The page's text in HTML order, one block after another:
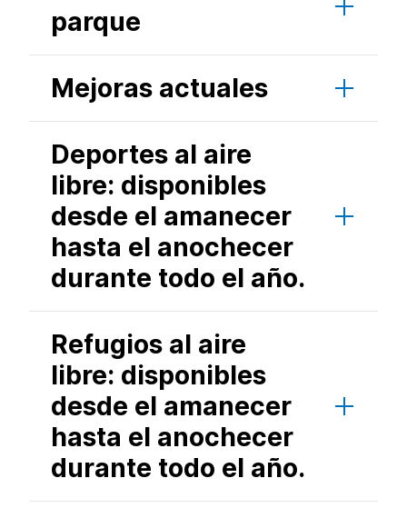
parque
Mejoras actuales
Deportes al aire
libre: disponibles
desde el amanecer
hasta el anochecer
durante todo el año.
Refugios al aire
libre: disponibles
desde el amanecer
hasta el anochecer
durante todo el año.